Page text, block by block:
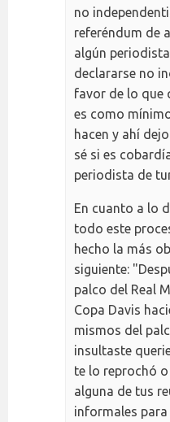
no
referéndum de
algún
declararse no
favor de lo que
es como
hacen y ahí
sé si es
periodista de
En cuanto a lo
todo este
hecho la más
siguiente:
palco del Real
Copa Davis
mismos del
insultaste
te lo reprochó
alguna de tus
informales